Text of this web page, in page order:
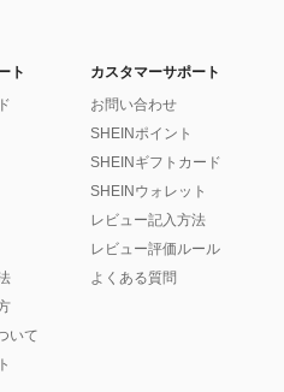
ト
いて
カスタマーサポート
お問い合わせ
SHEINポイント
SHEINギフトカード
SHEINウォレット
レビュー記入方法
レビュー評価ルール
よくある質問